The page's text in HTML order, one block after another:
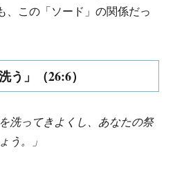
、この「ソード」の関係だっ
う」（26:6）
洗ってきよくし、あなたの祭
う。」